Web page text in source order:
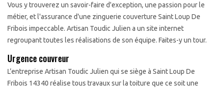
Vous y trouverez un savoir-faire d'exception, une passion pour le
métier, et l'assurance d'une zinguerie couverture Saint Loup De
Fribois impeccable. Artisan Toudic Julien a un site internet
regroupant toutes les réalisations de son équipe. Faites-y un tour.
Urgence couvreur
L’entreprise Artisan Toudic Julien qui se siège à Saint Loup De
Fribois 14340 réalise tous travaux sur la toiture que ce soit une